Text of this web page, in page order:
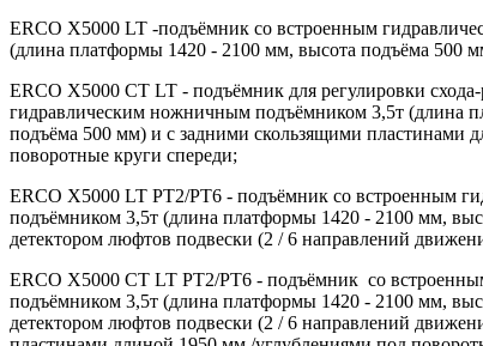
ERCO X5000 LT -подъёмник со встроенным
(длина платформы 1420 - 2100 мм, высота подъёма 500
ERCO X5000 CT LT - подъёмник для регулировки схода-
гидравлическим ножничным подъёмником 3,5т (длина
подъёма 500 мм) и с задними скользящими пластинами
поворотные круги спереди;
ERCO X5000 LT PT2/PT6 - подъёмник со встроенным
подъёмником 3,5т (длина платформы 1420 - 2100 мм,
детектором люфтов подвески (2 / 6 направлений
ERCO X5000 CT LT PT2/PT6 - подъёмник со
подъёмником 3,5т (длина платформы 1420 - 2100 мм,
детектором люфтов подвески (2 / 6 направлений